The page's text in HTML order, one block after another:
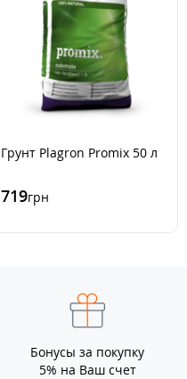
Грунт Plagron Promix 50 л
719грн
Бонусы за покупку
5% на Ваш счет